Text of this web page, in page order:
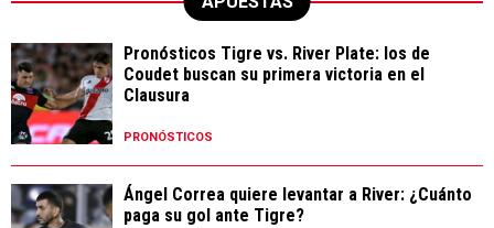
Pronósticos Tigre vs. River Plate: los de
Coudet buscan su primera victoria en el
Clausura
PRONÓSTICOS
Ángel Correa quiere levantar a River: ¿Cuánto
paga su gol ante Tigre?